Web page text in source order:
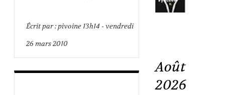
Écrit par :pivoine 13h14- vendredi
26mars 2010
Août
2026